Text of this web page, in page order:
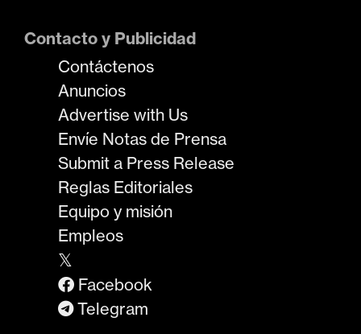
Contacto y Publicidad
Contáctenos
Anuncios
Advertise with Us
Envíe Notas de Prensa
Submit a Press Release
Reglas Editoriales
Equipo y misión
Empleos
𝕏
Facebook
Telegram